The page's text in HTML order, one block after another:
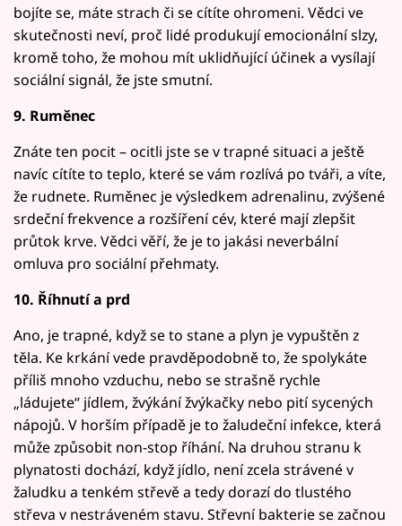
bojíte se, máte strach či se cítíte ohromeni. Vědci ve
skutečnosti neví, proč lidé produkují emocionální slzy,
kromě toho, že mohou mít uklidňující účinek a vysílají
sociální signál, že jste smutní.
9. Ruměnec
Znáte ten pocit – ocitli jste se v trapné situaci a ještě
navíc cítíte to teplo, které se vám rozlívá po tváři, a víte,
že rudnete. Ruměnec je výsledkem adrenalinu, zvýšené
srdeční frekvence a rozšíření cév, které mají zlepšit
průtok krve. Vědci věří, že je to jakási neverbální
omluva pro sociální přehmaty.
10. Říhnutí a prd
Ano, je trapné, když se to stane a plyn je vypuštěn z
těla. Ke krkání vede pravděpodobně to, že spolykáte
příliš mnoho vzduchu, nebo se strašně rychle
„ládujete“ jídlem, žvýkání žvýkačky nebo pití sycených
nápojů. V horším případě je to žaludeční infekce, která
může způsobit non-stop říhání. Na druhou stranu k
plynatosti dochází, když jídlo, není zcela strávené v
žaludku a tenkém střevě a tedy dorazí do tlustého
střeva v nestráveném stavu. Střevní bakterie se začnou